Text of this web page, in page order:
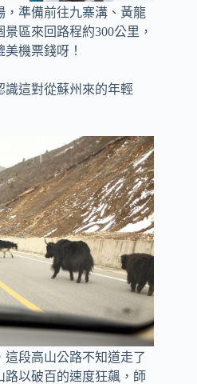
，準備前往九寨溝、黃龍
區來回路程約300公里，
機票錢呀！
識這對從蘇州來的年輕
段高山公路不知道走了
路以破百的速度狂飆，師